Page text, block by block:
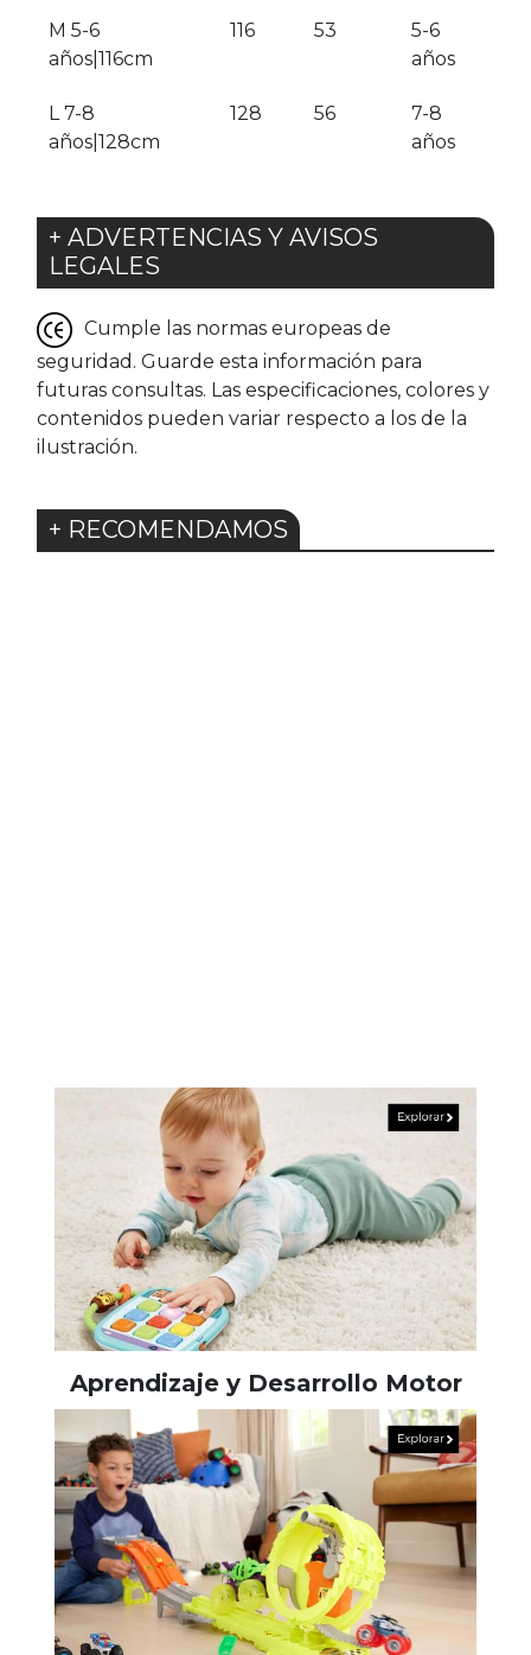
M 5-6
años|116cm
116 53
5-6
años
L 7-8
años|128cm
128 56
7-8
años
+ ADVERTENCIAS Y AVISOS
LEGALES
Cumple las normas europeas de
seguridad. Guarde esta información para
futuras consultas. Las especificaciones, colores y
contenidos pueden variar respecto a los de la
ilustración.
+ RECOMENDAMOS
Aprendizaje y Desarrollo Motor